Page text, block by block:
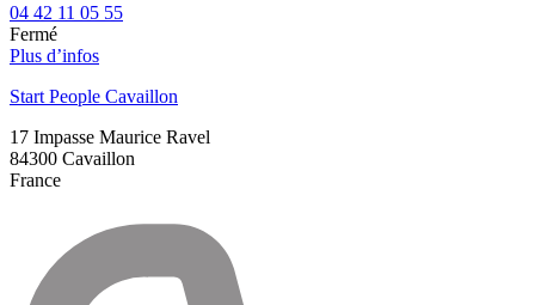
04 42 11 05 55
Fermé
Plus d’infos
Start People Cavaillon
17 Impasse Maurice Ravel
84300 Cavaillon
France